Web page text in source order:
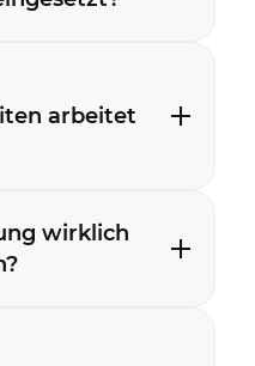
arbeitet
wirklich